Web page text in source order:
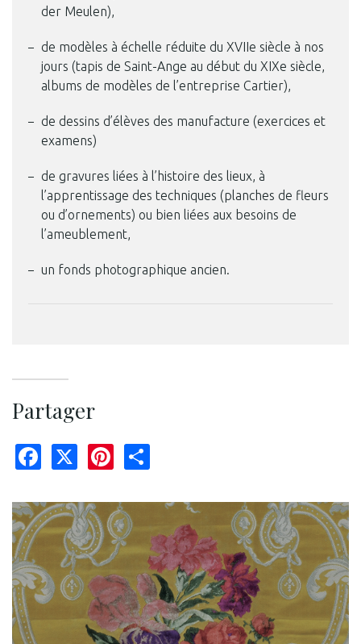
der Meulen),
de modèles à échelle réduite du XVIIe siècle à nos
jours (tapis de Saint-Ange au début du XIXe siècle,
albums de modèles de l’entreprise Cartier),
de dessins d’élèves des manufacture (exercices et
examens)
de gravures liées à l’histoire des lieux, à
l’apprentissage des techniques (planches de fleurs
ou d’ornements) ou bien liées aux besoins de
l’ameublement,
un fonds photographique ancien.
Partager
Facebook Pinterest